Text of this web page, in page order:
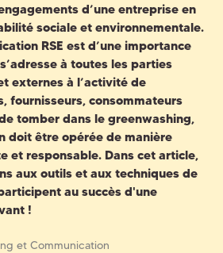
d’une entreprise en
sociale et environnementale.
RSE est d’une importance
à toutes les parties
externes à l’activité de
fournisseurs, consommateurs
tomber dans le greenwashing,
doit être opérée de manière
et responsable. Dans cet article,
aux outils et aux techniques de
au succès d'une
!
et Communication